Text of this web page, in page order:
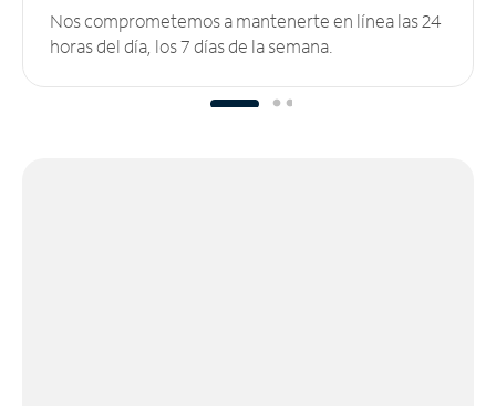
Nos comprometemos a mantenerte en línea las 24
horas del día, los 7 días de la semana.